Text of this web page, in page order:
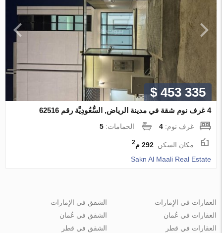
$ 453 335
4 غرف نوم شقة في مدينة الرياض, السُّعُودِيَّة رقم 62516
غرف نوم:4 الحمامات:5
مكان السكن:292 م 2
Sakn Al Maali Real Estate
العقارات في الإمارات
العقارات في عُمان
العقارات في قطر
الشقق في الإمارات
الشقق في عُمان
الشقق في قطر